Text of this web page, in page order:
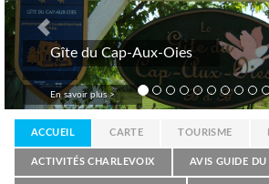
Gîte du Cap-Aux-Oies
En savoir plus >
ACCUEIL CARTE TOURISME
ACTIVITÉS CHARLEVOIX AVIS GUIDE